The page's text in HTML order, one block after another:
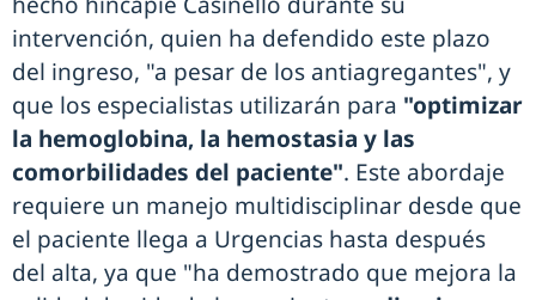
intervención, quien ha defendido este plazo
del ingreso, "a pesar de los antiagregantes", y
que los especialistas utilizarán para "optimizar
la hemoglobina, la hemostasia y las
comorbilidades del paciente". Este abordaje
requiere un manejo multidisciplinar desde que
el paciente llega a Urgencias hasta después
del alta, ya que "ha demostrado que mejora la